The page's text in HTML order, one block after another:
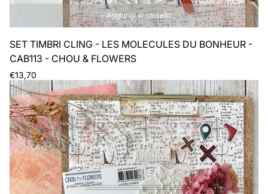
Aggiungi al carrello
SET TIMBRI CLING - LES MOLECULES DU BONHEUR -
CAB113 - CHOU & FLOWERS
Prezzo
normale
€13,70